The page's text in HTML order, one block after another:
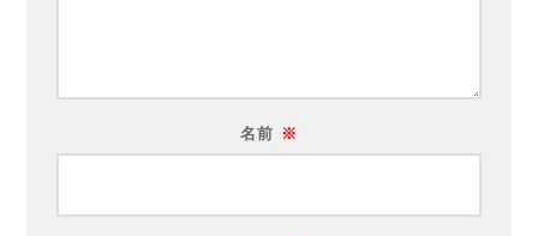
名前 ※